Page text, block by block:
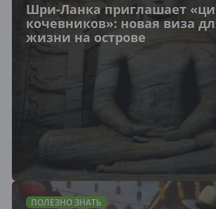
Шри-Ланка приглашает
кочевников»: новая виза
жизни на острове
ПОЛЕЗНО ЗНАТЬ